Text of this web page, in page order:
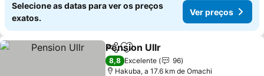
Selecione as datas para ver os preços
exatos.
Ver preços
PartilharAdicionar aos favoritos
Pension Ullr
8,8 Excelente
96
Hakuba, a 17.6 km de Omachi